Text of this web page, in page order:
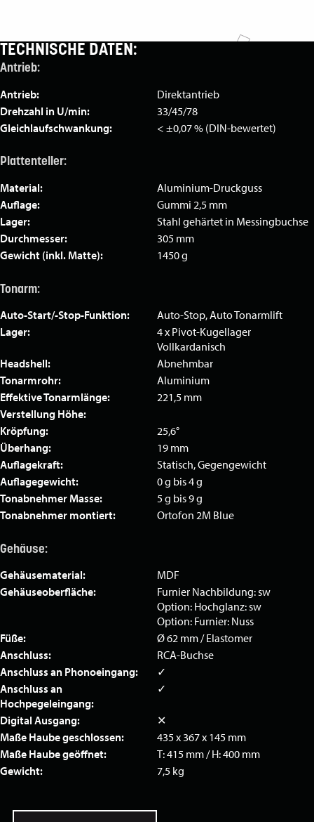
TECHNISCHE DATEN:
Antrieb:
Antrieb:
Direktantrieb
Drehzahl in U/min:
33/45/78
Gleichlaufschwankung:
< ±0,07 % (DIN-bewertet)
Plattenteller:
Material:
Aluminium-Druckguss
Auflage:
Gummi 2,5 mm
Lager:
Stahl gehärtet in Messingbuchse
Durchmesser:
305 mm
Gewicht (inkl. Matte):
1450 g
Tonarm:
Auto-Start/-Stop-Funktion:
Auto-Stop, Auto Tonarmlift
Lager:
4 x Pivot-Kugellager
Vollkardanisch
Headshell:
Abnehmbar
Tonarmrohr:
Aluminium
Effektive Tonarmlänge:
221,5 mm
Verstellung Höhe:
Kröpfung:
25,6°
Überhang:
19 mm
Auflagekraft:
Statisch, Gegengewicht
Auflagegewicht:
0 g bis 4 g
Tonabnehmer Masse:
5 g bis 9 g
Tonabnehmer montiert:
Ortofon 2M Blue
Gehäuse:
Gehäusematerial:
MDF
Gehäuseoberfläche:
Furnier Nachbildung: sw
Option: Hochglanz: sw
Option: Furnier: Nuss
Füße:
Ø 62 mm / Elastomer
Anschluss:
RCA-Buchse
Anschluss an Phonoeingang:
✓
Anschluss an
Hochpegeleingang:
✓
Digital Ausgang:
✕
Maße Haube geschlossen:
435 x 367 x 145 mm
Maße Haube geöffnet:
T: 415 mm / H: 400 mm
Gewicht:
7,5 kg